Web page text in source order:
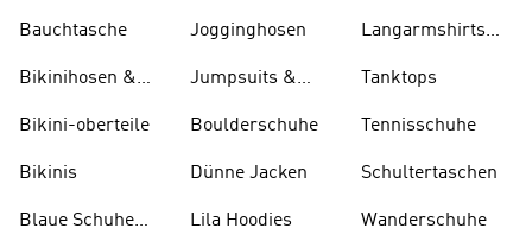
Bauchtasche
Bikinihosen &
Bikini-oberteile
Bikinis
Blaue Schuhe
Jogginghosen
Jumpsuits &
Boulderschuhe
Dünne Jacken
Lila Hoodies
Langarmshirts
Tanktops
Tennisschuhe
Schultertaschen
Wanderschuhe